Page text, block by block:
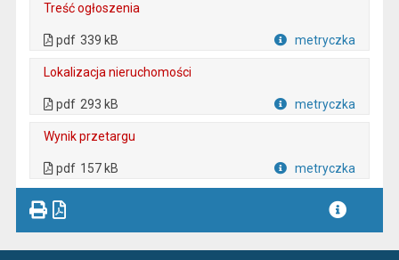
Treść ogłoszenia
pdf 339 kB metryczka
Lokalizacja nieruchomości
pdf 293 kB metryczka
Wynik przetargu
pdf 157 kB metryczka